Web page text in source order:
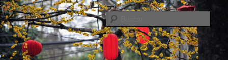
Ir
al
contenido
principal